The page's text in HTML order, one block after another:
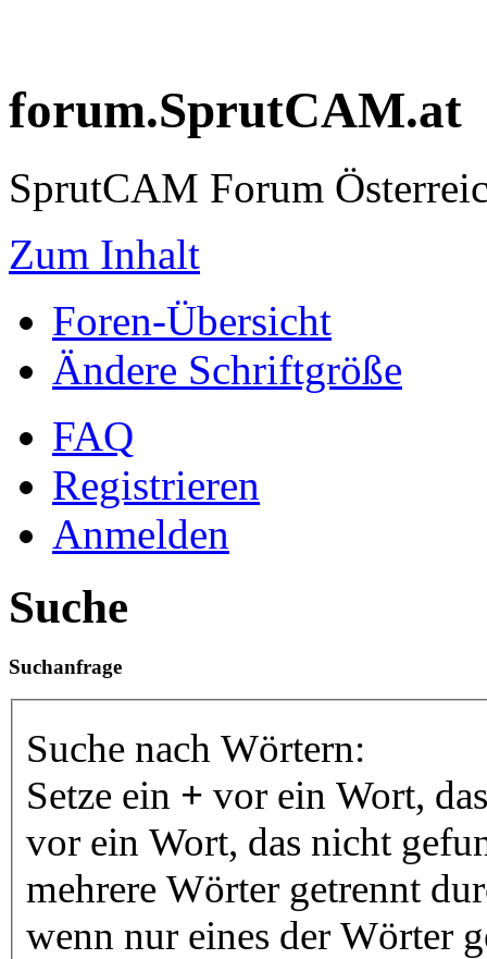
forum.SprutCAM.at
SprutCAM Forum
Zum Inhalt
Foren-Übersicht
Ändere Schriftgröße
FAQ
Registrieren
Anmelden
Suche
Suchanfrage
Suche nach Wörtern:
Setze ein + vor ein Wort,
vor ein Wort, das nicht
mehrere Wörter getrennt
wenn nur eines der Wörter